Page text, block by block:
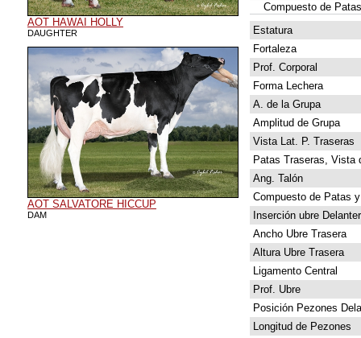
AOT HAWAI HOLLY
DAUGHTER
AOT SALVATORE HICCUP
DAM
Compuesto de
Estatura
Fortaleza
Prof. Corporal
Forma Lechera
A. de la Grupa
Amplitud de Grupa
Vista Lat. P. Traseras
Patas Traseras, Vista
Ang. Talón
Compuesto de Patas
Inserción ubre
Ancho Ubre Trasera
Altura Ubre Trasera
Ligamento Central
Prof. Ubre
Posición Pezones
Longitud de Pezones